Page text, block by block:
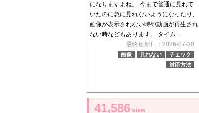
になりますよね。 今まで普通に見れて
いたのに急に見れないようになったり、
画像が表示されない時や動画が再生され
ない時などもあります。 タイム...
最終更新日：2026-07-30
画像 見れない
チェック
対応方法
41,586 view